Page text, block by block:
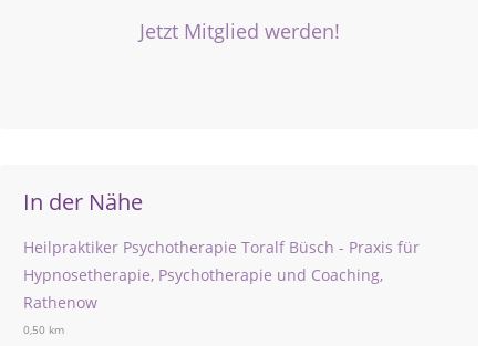
Jetzt Mitglied werden!
In der Nähe
Heilpraktiker Psychotherapie Toralf Büsch - Praxis für
Hypnosetherapie, Psychotherapie und Coaching,
Rathenow
0,50 km